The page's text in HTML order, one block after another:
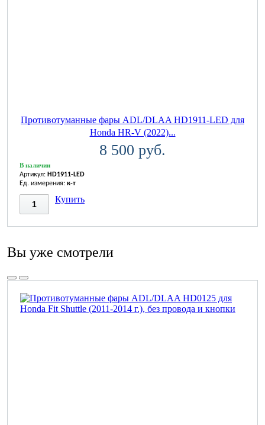
Противотуманные фары ADL/DLAA HD1911-LED для
Honda HR-V (2022)...
8 500 руб.
В наличии
Артикул: HD1911-LED
Ед. измерения: к-т
Купить
Вы уже смотрели